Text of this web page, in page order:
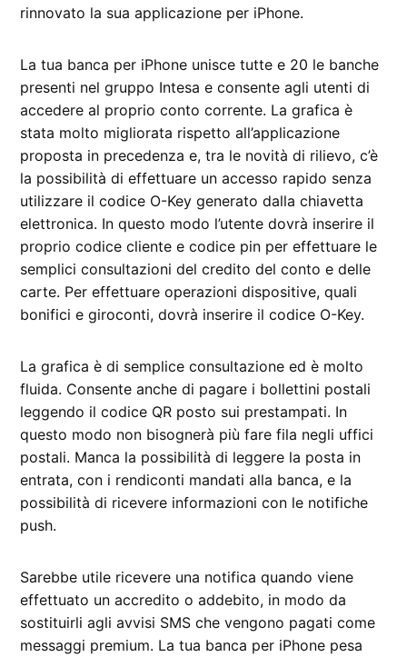
rinnovato la sua applicazione per iPhone.
La tua banca per iPhone unisce tutte e 20 le banche
presenti nel gruppo Intesa e consente agli utenti di
accedere al proprio conto corrente. La grafica è
stata molto migliorata rispetto all’applicazione
proposta in precedenza e, tra le novità di rilievo, c’è
la possibilità di effettuare un accesso rapido senza
utilizzare il codice O-Key generato dalla chiavetta
elettronica. In questo modo l’utente dovrà inserire il
proprio codice cliente e codice pin per effettuare le
semplici consultazioni del credito del conto e delle
carte. Per effettuare operazioni dispositive, quali
bonifici e giroconti, dovrà inserire il codice O-Key.
La grafica è di semplice consultazione ed è molto
fluida. Consente anche di pagare i bollettini postali
leggendo il codice QR posto sui prestampati. In
questo modo non bisognerà più fare fila negli uffici
postali. Manca la possibilità di leggere la posta in
entrata, con i rendiconti mandati alla banca, e la
possibilità di ricevere informazioni con le notifiche
push.
Sarebbe utile ricevere una notifica quando viene
effettuato un accredito o addebito, in modo da
sostituirli agli avvisi SMS che vengono pagati come
messaggi premium. La tua banca per iPhone pesa